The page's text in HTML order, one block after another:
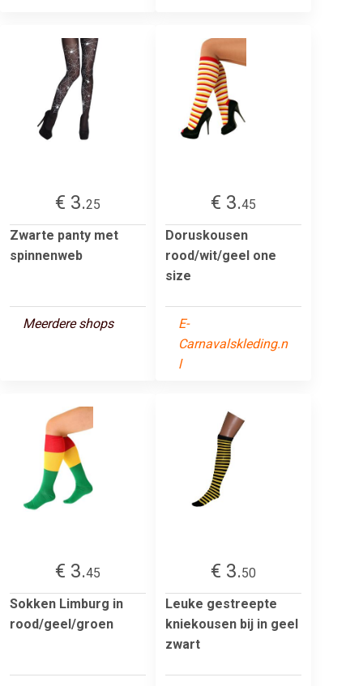
€ 3.25
Zwarte panty met
spinnenweb
Meerdere shops
€ 3.45
Doruskousen
rood/wit/geel one
size
E-
Carnavalskleding.n
l
€ 3.45
Sokken Limburg in
rood/geel/groen
€ 3.50
Leuke gestreepte
kniekousen bij in geel
zwart